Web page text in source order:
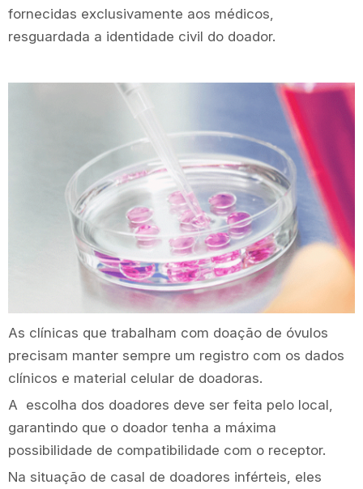
fornecidas exclusivamente aos médicos,
resguardada a identidade civil do doador.
As clínicas que trabalham com doação de óvulos
precisam manter sempre um registro com os dados
clínicos e material celular de doadoras.
A escolha dos doadores deve ser feita pelo local,
garantindo que o doador tenha a máxima
possibilidade de compatibilidade com o receptor.
Na situação de casal de doadores inférteis, eles